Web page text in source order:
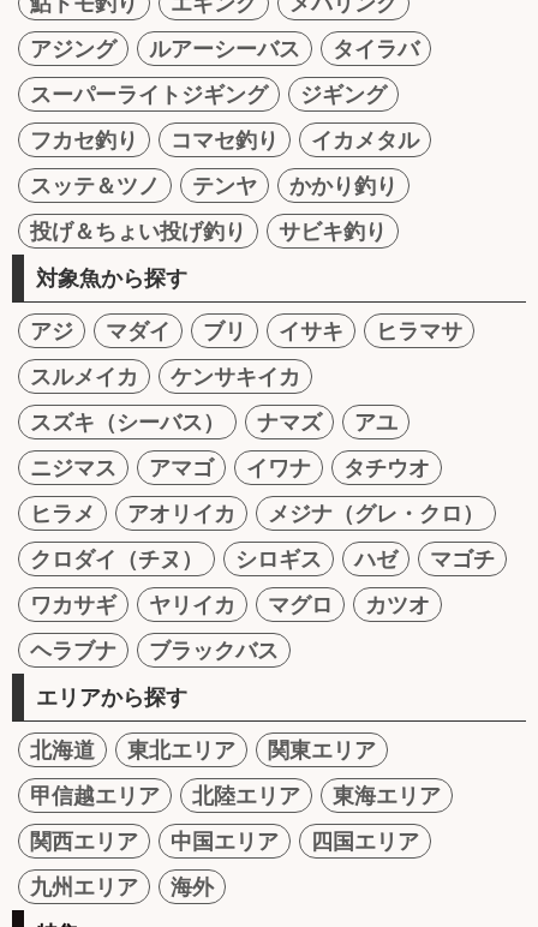
アジング
ルアーシーバス
タイラバ
スーパーライトジギング
ジギング
フカセ釣り
コマセ釣り
イカメタル
スッテ＆ツノ
テンヤ
かかり釣り
投げ＆ちょい投げ釣り
サビキ釣り
対象魚から探す
アジ マダイ ブリ イサキ
ヒラマサ
スルメイカ
ケンサキイカ
スズキ（シーバス）
ナマズ
アユ
ニジマス
アマゴ イワナ
タチウオ
ヒラメ
アオリイカ
メジナ（グレ・クロ）
クロダイ（チヌ）
シロギス ハゼ
マゴチ
ワカサギ
ヤリイカ マグロ
カツオ
ヘラブナ
ブラックバス
エリアから探す
北海道 東北エリア
関東エリア
甲信越エリア
北陸エリア
東海エリア
関西エリア
中国エリア
四国エリア
九州エリア
海外